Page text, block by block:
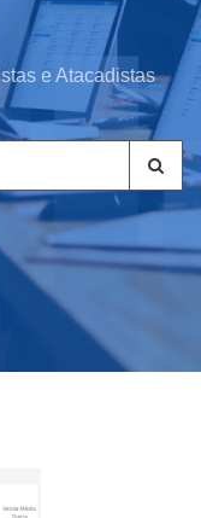
e Atacadistas